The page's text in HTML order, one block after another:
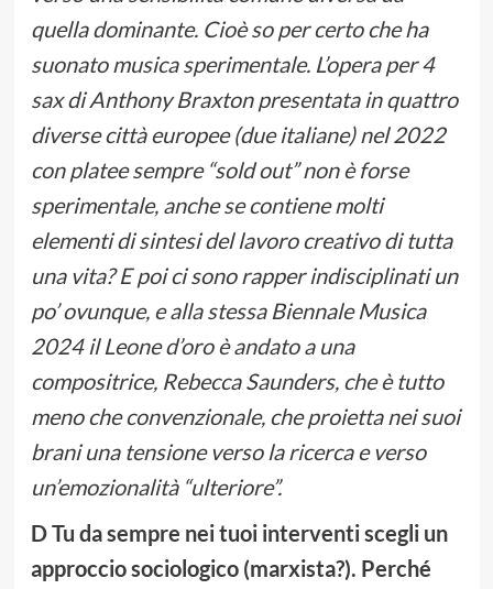
quella dominante. Cioè so per certo che ha
suonato musica sperimentale. L’opera per 4
sax di Anthony Braxton presentata in quattro
diverse città europee (due italiane) nel 2022
con platee sempre “sold out” non è forse
sperimentale, anche se contiene molti
elementi di sintesi del lavoro creativo di tutta
una vita? E poi ci sono rapper indisciplinati un
po’ ovunque, e alla stessa Biennale Musica
2024 il Leone d’oro è andato a una
compositrice, Rebecca Saunders, che è tutto
meno che convenzionale, che proietta nei suoi
brani una tensione verso la ricerca e verso
un’emozionalità “ulteriore”.
D Tu da sempre nei tuoi interventi scegli un
approccio sociologico (marxista?). Perché